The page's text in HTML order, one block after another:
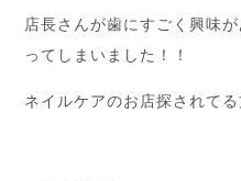
店長さんが歯にすごく興味
ってしまいました！！
ネイルケアのお店探されてる